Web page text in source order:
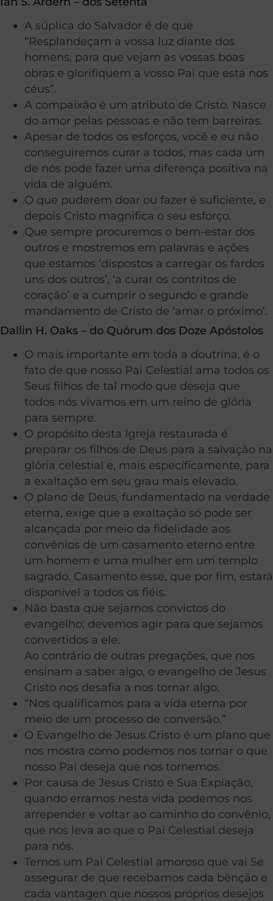
A súplica do Salvador é de que
“Resplandeçam a vossa luz diante dos
homens, para que vejam as vossas boas
obras e glorifiquem a vosso Pai que está nos
céus”.
A compaixão é um atributo de Cristo. Nasce
do amor pelas pessoas e não tem barreiras.
Apesar de todos os esforços, você e eu não
conseguiremos curar a todos, mas cada um
de nós pode fazer uma diferença positiva na
vida de alguém.
O que puderem doar ou fazer é suficiente, e
depois Cristo magnifica o seu esforço.
Que sempre procuremos o bem-estar dos
outros e mostremos em palavras e ações
que estamos ‘dispostos a carregar os fardos
uns dos outros’, ‘a curar os contritos de
coração’ e a cumprir o segundo e grande
mandamento de Cristo de ‘amar o próximo’.
Dallin H. Oaks – do Quórum dos Doze Apóstolos
O mais importante em toda a doutrina, é o
fato de que nosso Pai Celestial ama todos os
Seus filhos de tal modo que deseja que
todos nós vivamos em um reino de glória
para sempre.
O propósito desta Igreja restaurada é
preparar os filhos de Deus para a salvação na
glória celestial e, mais específicamente, para
a exaltação em seu grau mais elevado.
O plano de Deus, fundamentado na verdade
eterna, exige que a exaltação só pode ser
alcançada por meio da fidelidade aos
convênios de um casamento eterno entre
um homem e uma mulher em um templo
sagrado. Casamento esse, que por fim, estará
disponível a todos os fiéis.
Não basta que sejamos convictos do
evangelho; devemos agir para que sejamos
convertidos a ele.
Ao contrário de outras pregações, que nos
ensinam a saber algo, o evangelho de Jesus
Cristo nos desafia a nos tornar algo.
“Nos qualificamos para a vida eterna por
meio de um processo de conversão.”
O Evangelho de Jesus Cristo é um plano que
nos mostra como podemos nos tornar o que
nosso Pai deseja que nos tornemos.
Por causa de Jesus Cristo e Sua Expiação,
quando erramos nesta vida podemos nos
arrepender e voltar ao caminho do convênio,
que nos leva ao que o Pai Celestial deseja
para nós.
Temos um Pai Celestial amoroso que vai Se
assegurar de que recebamos cada bênção e
cada vantagen que nossos próprios desejos